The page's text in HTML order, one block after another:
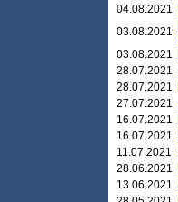
04.08.2021
03.08.2021
03.08.2021
28.07.2021
28.07.2021
27.07.2021
16.07.2021
16.07.2021
11.07.2021
28.06.2021
13.06.2021